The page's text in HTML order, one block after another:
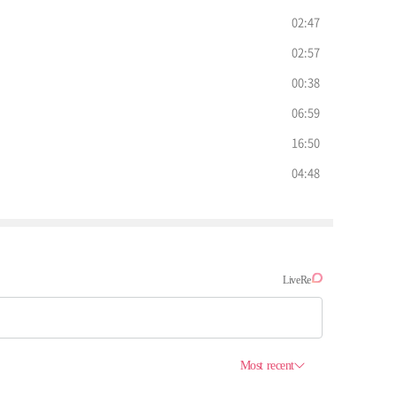
02:47
02:57
00:38
06:59
16:50
04:48